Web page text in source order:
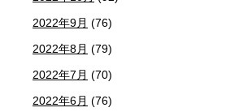
2022年9月 (76)
2022年8月 (79)
2022年7月 (70)
2022年6月 (76)